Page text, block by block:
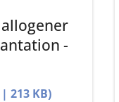
-
213 KB)